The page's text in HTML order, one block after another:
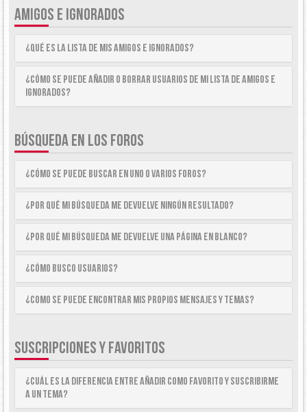
AMIGOS E IGNORADOS
¿Qué es la lista de Mis Amigos e Ignorados?
¿Cómo se puede añadir o borrar usuarios de mi lista de Amigos e
Ignorados?
BÚSQUEDA EN LOS FOROS
¿Cómo se puede buscar en uno o varios foros?
¿Por qué mi búsqueda me devuelve ningún resultado?
¿Por qué mi búsqueda me devuelve una página en blanco?
¿Cómo busco usuarios?
¿Como se puede encontrar mis propios mensajes y temas?
SUSCRIPCIONES Y FAVORITOS
¿Cuál es la diferencia entre añadir como Favorito y suscribirme
a un tema?